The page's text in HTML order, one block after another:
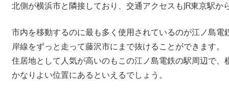
北側が横浜市と隣接しており、交通アクセスもJR東京駅か
市内を移動するのに最も多く使用されているのが江ノ島
岸線をずっと走って藤沢市にまで抜けることができます。
住居地として人気が高いのもこの江ノ島電鉄の駅周辺で
かなりよい位置にあるといえるでしょう。